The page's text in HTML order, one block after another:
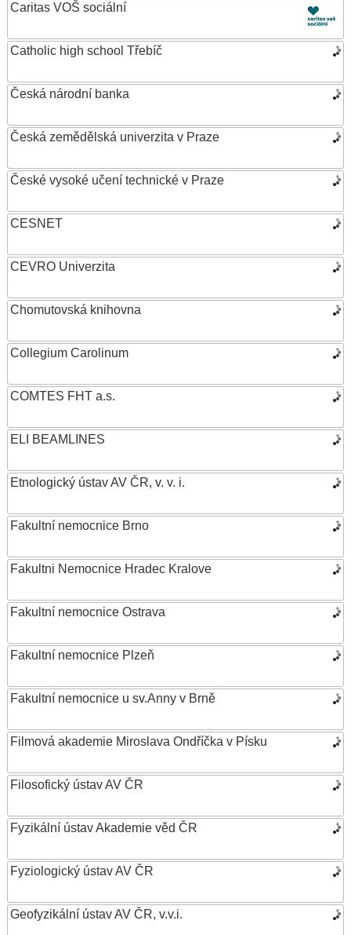
Caritas VOŠ sociální
Catholic high school Třebíč
Česká národní banka
Česká zemědělská univerzita v Praze
České vysoké učení technické v Praze
CESNET
CEVRO Univerzita
Chomutovská knihovna
Collegium Carolinum
COMTES FHT a.s.
ELI BEAMLINES
Etnologický ústav AV ČR, v. v. i.
Fakultní nemocnice Brno
Fakultni Nemocnice Hradec Kralove
Fakultní nemocnice Ostrava
Fakultní nemocnice Plzeň
Fakultní nemocnice u sv.Anny v Brně
Filmová akademie Miroslava Ondříčka v Písku
Filosofický ústav AV ČR
Fyzikální ústav Akademie věd ČR
Fyziologický ústav AV ČR
Geofyzikální ústav AV ČR, v.v.i.